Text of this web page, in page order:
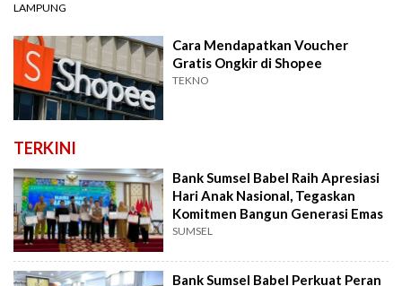
LAMPUNG
Cara Mendapatkan Voucher
Gratis Ongkir di Shopee
TEKNO
TERKINI
Bank Sumsel Babel Raih Apresiasi
Hari Anak Nasional, Tegaskan
Komitmen Bangun Generasi Emas
SUMSEL
Bank Sumsel Babel Perkuat Peran